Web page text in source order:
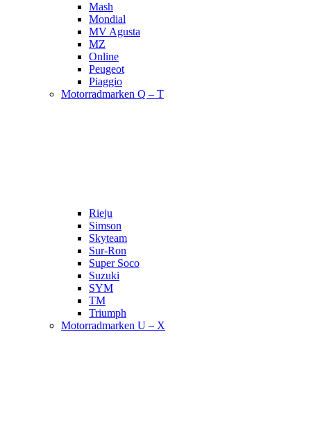
Mash
Mondial
MV Agusta
MZ
Online
Peugeot
Piaggio
Motorradmarken Q – T
Rieju
Simson
Skyteam
Sur-Ron
Super Soco
Suzuki
SYM
TM
Triumph
Motorradmarken U – X